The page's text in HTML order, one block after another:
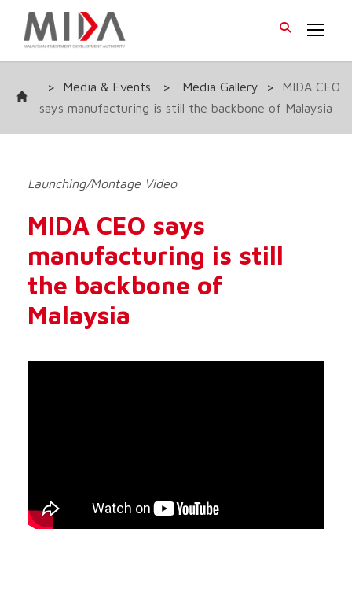
> Media & Events > Media Gallery >
MIDA CEO
says manufacturing is still the backbone of Malaysia
Launching/Montage Video
MIDA CEO says
manufacturing is still
the backbone of
Malaysia